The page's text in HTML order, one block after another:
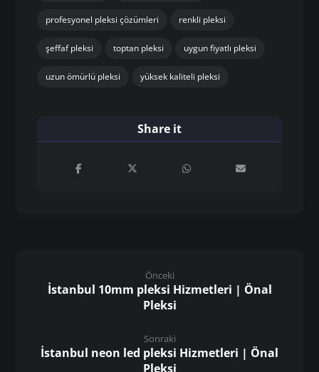
profesyonel pleksi çözümleri renkli pleksi
şeffaf pleksi toptan pleksi uygun fiyatlı pleksi
uzun ömürlü pleksi yüksek kaliteli pleksi
Önceki
İstanbul 10mm pleksi Hizmetleri | Önal
Pleksi
Sonraki
İstanbul neon led pleksi Hizmetleri | Önal
Pleksi